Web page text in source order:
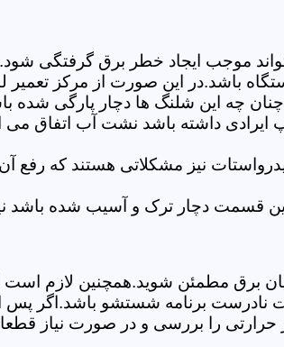
موجب ایجاد خطر برق گرفتگی شود.
باشد.در این صورت از مرکز تعمیر
چه این شلنگ ها دچار پارگی شده
ایرادی داشته باشد نشت آب اتفاق
نیز مشکلاتی هستند که
قسمت دچار ترک و آسیب شده باشد
برق مطمئن شوید.همچنین لازم است
نادرست برنامه شستشو باشد.اگر پس
حرارتی را بررسی و در صورت نیاز